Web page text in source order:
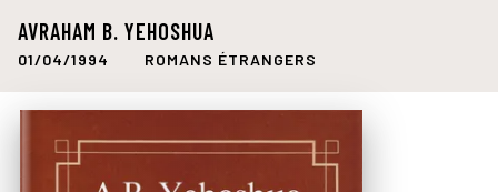
AVRAHAM B. YEHOSHUA
01/04/1994 ROMANS ÉTRANGERS